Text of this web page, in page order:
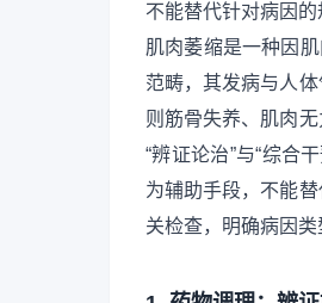
不能替代针对病因
肌肉萎缩是一种因
范畴，其发病与人
则筋骨失养、肌肉
“辨证论治”与“综合
为辅助手段，不能
关检查，明确病因